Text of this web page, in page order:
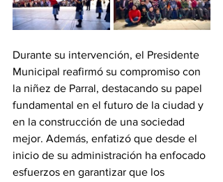
Durante su intervención, el Presidente
Municipal reafirmó su compromiso con
la niñez de Parral, destacando su papel
fundamental en el futuro de la ciudad y
en la construcción de una sociedad
mejor. Además, enfatizó que desde el
inicio de su administración ha enfocado
esfuerzos en garantizar que los